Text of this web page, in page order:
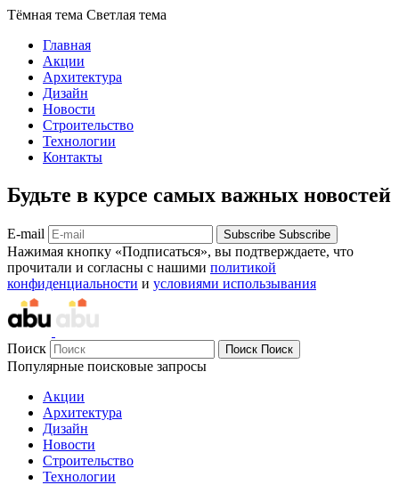
Тёмная тема Светлая тема
Главная
Акции
Архитектура
Дизайн
Новости
Строительство
Технологии
Контакты
Будьте в курсе самых важных новостей
E-mail Subscribe Subscribe
Нажимая кнопку «Подписаться», вы подтверждаете, что
прочитали и согласны с нашими политикой
конфиденциальности и условиями использывания
Поиск Поиск Поиск
Популярные поисковые запросы
Акции
Архитектура
Дизайн
Новости
Строительство
Технологии